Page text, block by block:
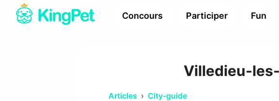
Concours Participer Fun
Villedieu-
Articles › City-guide